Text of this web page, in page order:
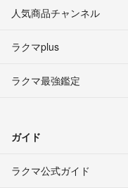
人気商品チャンネル
ラクマplus
ラクマ最強鑑定
ガイド
ラクマ公式ガイド